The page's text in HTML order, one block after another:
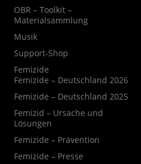
OBR – Toolkit –
Materialsammlung
Musik
Support-Shop
Femizide
Femizide – Deutschland 2026
Femizide – Deutschland 2025
Femizid – Ursache und
Lösungen
Femizide – Prävention
Femizide – Presse